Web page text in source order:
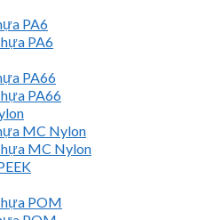
PA6
PA6
PA66
PA66
MC Nylon
MC Nylon
POM